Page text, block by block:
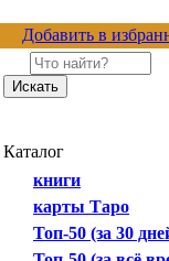
Добавить в
Каталог
книги
карты Таро
Топ-50 (за 30